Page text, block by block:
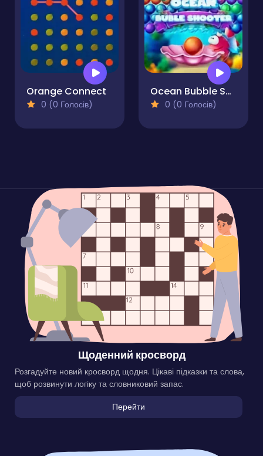
Orange Connect
0 (0 Голосів)
Ocean Bubble Shooter
0 (0 Голосів)
Щоденний кросворд
Розгадуйте новий кросворд щодня. Цікаві підказки та слова,
щоб розвинути логіку та словниковий запас.
Перейти